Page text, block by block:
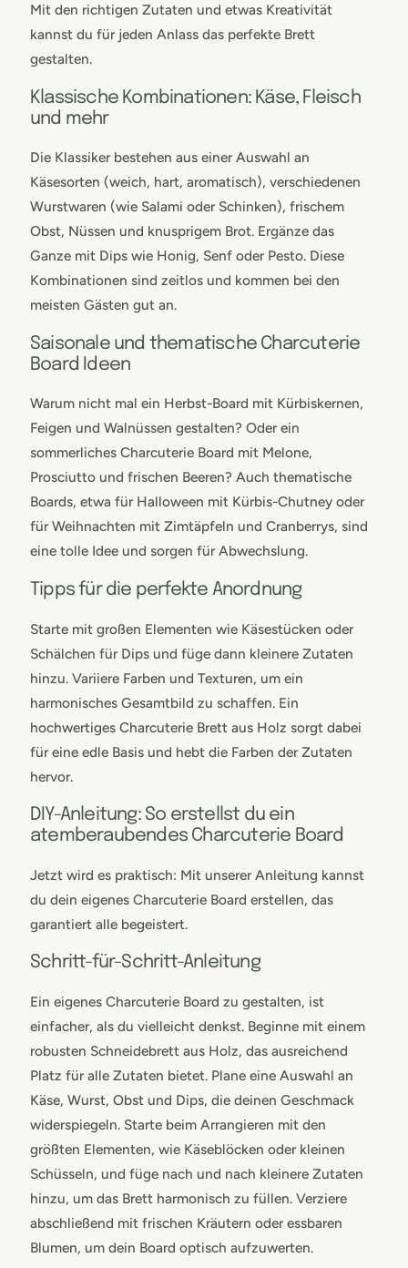
Mit den richtigen Zutaten und etwas Kreativität
kannst du für jeden Anlass das perfekte Brett
gestalten.
Klassische Kombinationen: Käse, Fleisch
und mehr
Die Klassiker bestehen aus einer Auswahl an
Käsesorten (weich, hart, aromatisch), verschiedenen
Wurstwaren (wie Salami oder Schinken), frischem
Obst, Nüssen und knusprigem Brot. Ergänze das
Ganze mit Dips wie Honig, Senf oder Pesto. Diese
Kombinationen sind zeitlos und kommen bei den
meisten Gästen gut an.
Saisonale und thematische Charcuterie
Board Ideen
Warum nicht mal ein Herbst-Board mit Kürbiskernen,
Feigen und Walnüssen gestalten? Oder ein
sommerliches Charcuterie Board mit Melone,
Prosciutto und frischen Beeren? Auch thematische
Boards, etwa für Halloween mit Kürbis-Chutney oder
für Weihnachten mit Zimtäpfeln und Cranberrys, sind
eine tolle Idee und sorgen für Abwechslung.
Tipps für die perfekte Anordnung
Starte mit großen Elementen wie Käsestücken oder
Schälchen für Dips und füge dann kleinere Zutaten
hinzu. Variiere Farben und Texturen, um ein
harmonisches Gesamtbild zu schaffen. Ein
hochwertiges Charcuterie Brett aus Holz sorgt dabei
für eine edle Basis und hebt die Farben der Zutaten
hervor.
DIY-Anleitung: So erstellst du ein
atemberaubendes Charcuterie Board
Jetzt wird es praktisch: Mit unserer Anleitung kannst
du dein eigenes Charcuterie Board erstellen, das
garantiert alle begeistert.
Schritt-für-Schritt-Anleitung
Ein eigenes Charcuterie Board zu gestalten, ist
einfacher, als du vielleicht denkst. Beginne mit einem
robusten Schneidebrett aus Holz, das ausreichend
Platz für alle Zutaten bietet. Plane eine Auswahl an
Käse, Wurst, Obst und Dips, die deinen Geschmack
widerspiegeln. Starte beim Arrangieren mit den
größten Elementen, wie Käseblöcken oder kleinen
Schüsseln, und füge nach und nach kleinere Zutaten
hinzu, um das Brett harmonisch zu füllen. Verziere
abschließend mit frischen Kräutern oder essbaren
Blumen, um dein Board optisch aufzuwerten.